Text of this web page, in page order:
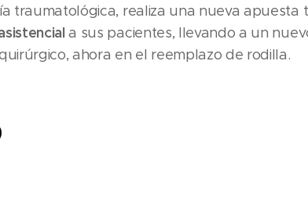
traumatológica, realiza una nueva
a sus pacientes, llevando a un
ahora en el reemplazo de rodilla.